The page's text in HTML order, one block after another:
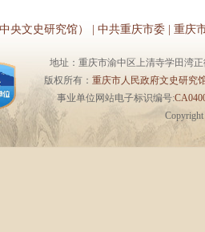
央文史研究馆） 中共重庆市委 重庆
地址：重庆市渝中区上清寺学田湾
版权所有： 重庆市人民政府文史研究
事业单位网站电子标识编号: